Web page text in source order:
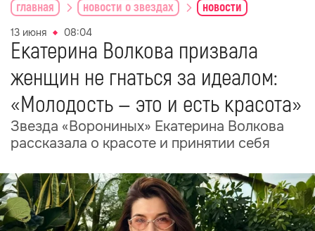
главная новости о звездах новости
13 июня 08:04
Екатерина Волкова призвала
женщин не гнаться за идеалом:
«Молодость — это и есть красота»
Звезда «Ворониных» Екатерина Волкова
рассказала о красоте и принятии себя